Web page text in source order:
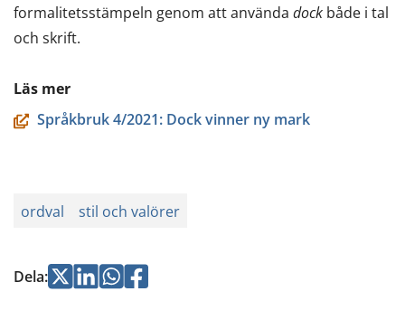
formalitetsstämpeln genom att använda dock både i tal
och skrift.
Läs mer
Språkbruk 4/2021: Dock vinner ny mark
ordval stil och valörer
Dela:Jaa Jaa Jaa
Jaa